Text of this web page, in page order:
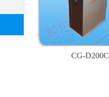
CG-D200C